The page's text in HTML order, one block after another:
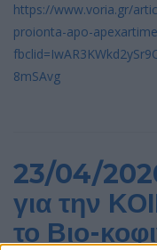
https://www.voria.gr/
proionta-apo-
8mSAvg
23/04/
για την
το Βιο-